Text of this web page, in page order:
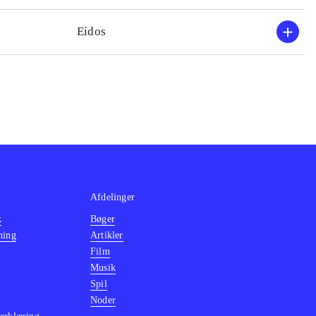
Eidos
Afdelinger
Bøger
Artikler
Film
Musik
Spil
Noder